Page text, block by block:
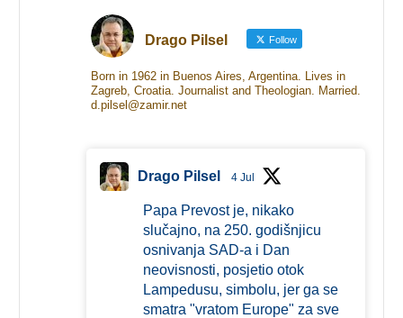
Drago Pilsel Follow
Born in 1962 in Buenos Aires, Argentina. Lives in
Zagreb, Croatia. Journalist and Theologian. Married.
d.pilsel@zamir.net
Drago Pilsel 4 Jul
Papa Prevost je, nikako
slučajno, na 250. godišnjicu
osnivanja SAD-a i Dan
neovisnosti, posjetio otok
Lampedusu, simbolu, jer ga se
smatra "vratom Europe" za sve